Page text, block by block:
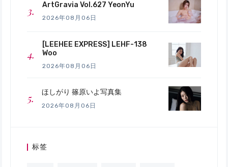
ArtGravia Vol.627 YeonYu
2026年08月06日
[LEEHEE EXPRESS] LEHF-138
Woo
2026年08月06日
ほしがり 篠原いよ写真集
2026年08月06日
标签